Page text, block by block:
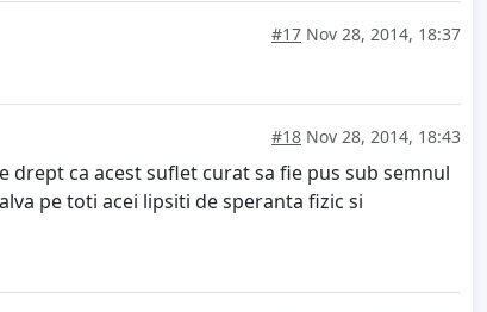
#17 Nov 28, 2014, 18:37
#18 Nov 28, 2014, 18:43
drept ca acest suflet curat sa fie pus sub semnul
pe toti acei lipsiti de speranta fizic si